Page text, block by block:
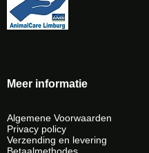
Meer informatie
Algemene Voorwaarden
Privacy policy
Verzending en levering